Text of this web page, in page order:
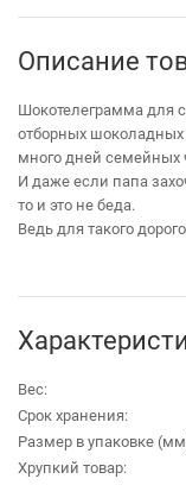
Описание
Шокотелеграмма для
отборных шоколадных
много дней семейных
И даже если папа
то и это не беда.
Ведь для такого
Вес:
Срок хранения:
Размер в упаковке
Хрупкий товар: